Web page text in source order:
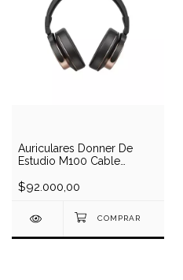
Auriculares Donner De
Estudio M100 Cable
$92.000,00